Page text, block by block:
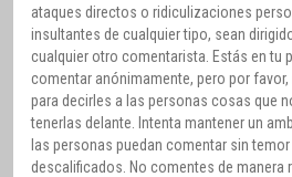
ataques directos o ridiculizaciones
insultantes de cualquier tipo, sean
cualquier otro comentarista. Estás en tu
comentar anónimamente, pero por
para decirles a las personas cosas que
tenerlas delante. Intenta mantener un
las personas puedan comentar sin
descalificados. No comentes de manera